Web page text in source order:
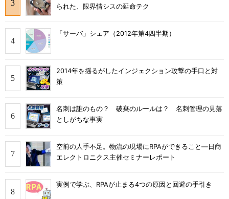
られた、限界情シスの延命テク
「サーバ」シェア（2012年第4四半期）
2014年を揺るがしたインジェクション攻撃の手口と対
策
名刺は誰のもの？ 破棄のルールは？ 名刺管理の見落
としがちな事実
空前の人手不足。物流の現場にRPAができること―日商
エレクトロニクス主催セミナーレポート
実例で学ぶ、RPAが止まる4つの原因と回避の手引き